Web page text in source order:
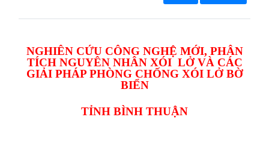
NGHIÊN CỨU CÔNG NGHỆ MỚI, PHÂN
TÍCH NGUYÊN NHÂN XÓI LỞ VÀ CÁC
GIẢI PHÁP PHÒNG CHỐNG XÓI LỞ BỜ
BIỂN
TỈNH BÌNH THUẬN